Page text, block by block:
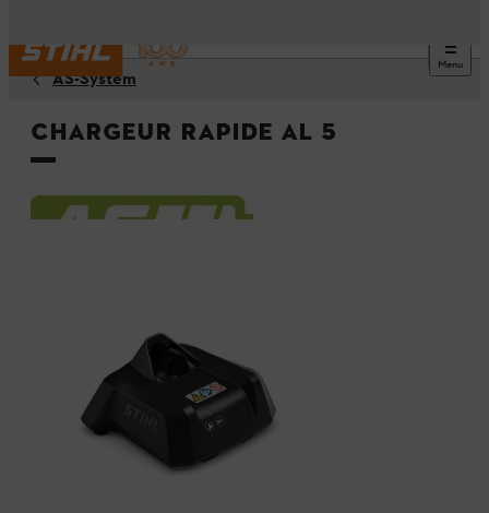
Menu
AS-System
Chargeur rapide AL 5